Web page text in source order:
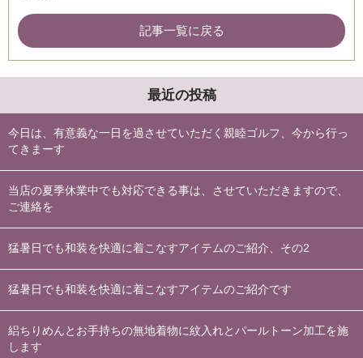
記事一覧に戻る
最近の投稿
今日は、有意義な一日を過させていただく親睦ゴルフ、今から行っ
てきまーす
当店の夏季休業中でも対応できる事は、させていただきますので、
ご連絡を
猛暑日でも和装を快適に着こなすアイテムのご紹介、その2
猛暑日でも和装を快適に着こなすアイテムのご紹介です
絽ちりめんとお手持ちの無地着物に紋入れとパールトーン加工を施
します